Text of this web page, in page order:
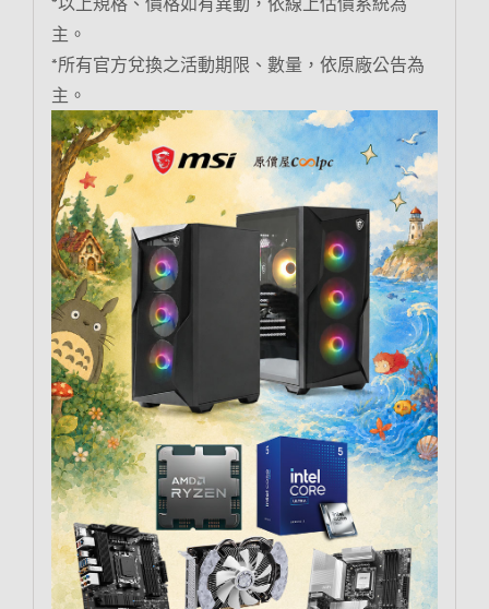
主。
*所有官方兌換之活動期限、數量，依原廠公告為
主。